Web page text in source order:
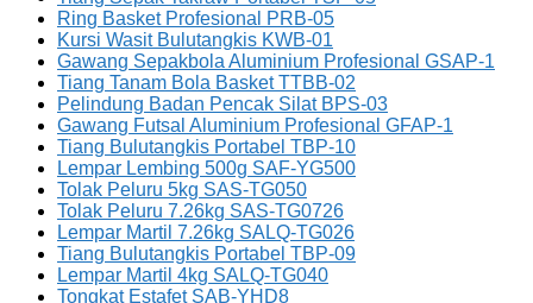
Ring Basket Profesional PRB-05
Kursi Wasit Bulutangkis KWB-01
Gawang Sepakbola Aluminium Profesional GSAP-1
Tiang Tanam Bola Basket TTBB-02
Pelindung Badan Pencak Silat BPS-03
Gawang Futsal Aluminium Profesional GFAP-1
Tiang Bulutangkis Portabel TBP-10
Lempar Lembing 500g SAF-YG500
Tolak Peluru 5kg SAS-TG050
Tolak Peluru 7.26kg SAS-TG0726
Lempar Martil 7.26kg SALQ-TG026
Tiang Bulutangkis Portabel TBP-09
Lempar Martil 4kg SALQ-TG040
Tongkat Estafet SAB-YHD8